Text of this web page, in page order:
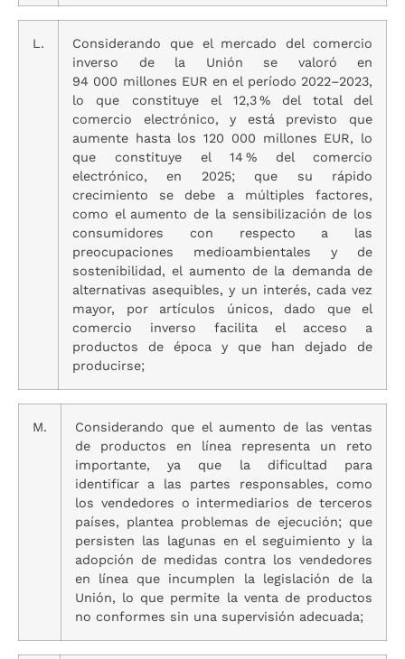
L.
Considerando que el mercado del comercio
inverso de la Unión se valoró en
94 000 millones EUR en el período 2022–2023,
lo que constituye el 12,3 % del total del
comercio electrónico, y está previsto que
aumente hasta los 120 000 millones EUR, lo
que constituye el 14 % del comercio
electrónico, en 2025; que su rápido
crecimiento se debe a múltiples factores,
como el aumento de la sensibilización de los
consumidores con respecto a las
preocupaciones medioambientales y de
sostenibilidad, el aumento de la demanda de
alternativas asequibles, y un interés, cada vez
mayor, por artículos únicos, dado que el
comercio inverso facilita el acceso a
productos de época y que han dejado de
producirse;
M.
Considerando que el aumento de las ventas
de productos en línea representa un reto
importante, ya que la dificultad para
identificar a las partes responsables, como
los vendedores o intermediarios de terceros
países, plantea problemas de ejecución; que
persisten las lagunas en el seguimiento y la
adopción de medidas contra los vendedores
en línea que incumplen la legislación de la
Unión, lo que permite la venta de productos
no conformes sin una supervisión adecuada;